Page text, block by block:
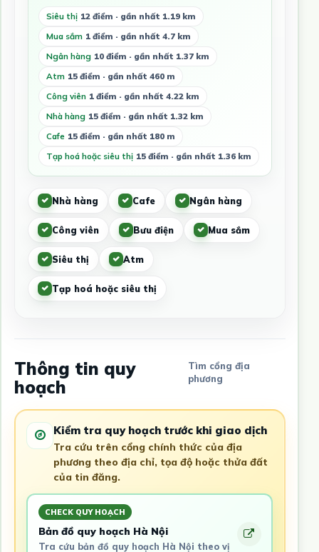
Siêu thị 12 điểm · gần nhất 1.19 km
Mua sắm 1 điểm · gần nhất 4.7 km
Ngân hàng 10 điểm · gần nhất 1.37 km
Atm 15 điểm · gần nhất 460 m
Công viên 1 điểm · gần nhất 4.22 km
Nhà hàng 15 điểm · gần nhất 1.32 km
Cafe 15 điểm · gần nhất 180 m
Tạp hoá hoặc siêu thị 15 điểm · gần nhất 1.36 km
Nhà hàng Cafe Ngân hàng
Công viên Bưu điện Mua sắm
Siêu thị Atm
Tạp hoá hoặc siêu thị
Thông tin quy
hoạch
Tìm cổng địa
phương
Kiểm tra quy hoạch trước khi giao dịch
Tra cứu trên cổng chính thức của địa
phương theo địa chỉ, tọa độ hoặc thửa đất
của tin đăng.
CHECK QUY HOẠCH
Bản đồ quy hoạch Hà Nội
Tra cứu bản đồ quy hoạch Hà Nội theo vị